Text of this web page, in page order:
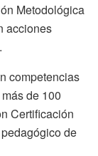
Metodológica
acciones
competencias
de 100
Certificación
de